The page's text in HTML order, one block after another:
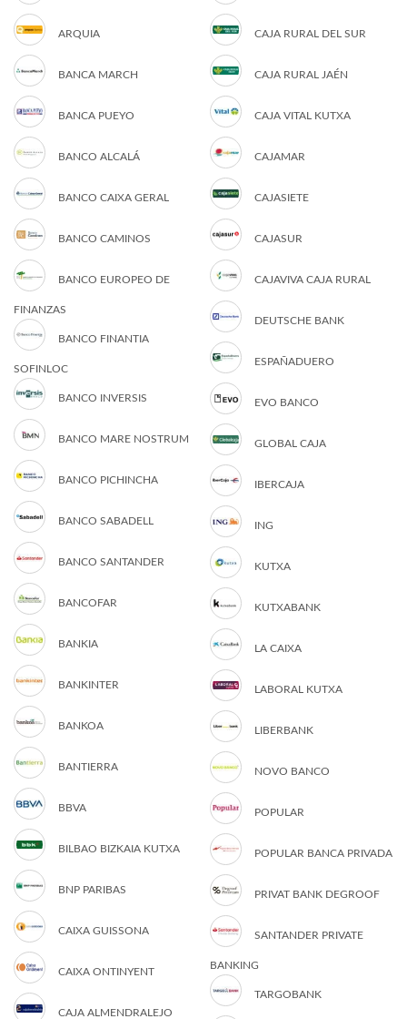
ARQUIA
BANCA MARCH
BANCA PUEYO
BANCO ALCALÁ
BANCO CAIXA GERAL
BANCO CAMINOS
BANCO EUROPEO DE
FINANZAS
BANCO FINANTIA
SOFINLOC
BANCO INVERSIS
BANCO MARE NOSTRUM
BANCO PICHINCHA
BANCO SABADELL
BANCO SANTANDER
BANCOFAR
BANKIA
BANKINTER
BANKOA
BANTIERRA
BBVA
BILBAO BIZKAIA KUTXA
BNP PARIBAS
CAIXA GUISSONA
CAIXA ONTINYENT
CAJA ALMENDRALEJO
CAJA RURAL DEL SUR
CAJA RURAL JAÉN
CAJA VITAL KUTXA
CAJAMAR
CAJASIETE
CAJASUR
CAJAVIVA CAJA RURAL
DEUTSCHE BANK
ESPAÑADUERO
EVO BANCO
GLOBAL CAJA
IBERCAJA
ING
KUTXA
KUTXABANK
LA CAIXA
LABORAL KUTXA
LIBERBANK
NOVO BANCO
POPULAR
POPULAR BANCA PRIVADA
PRIVAT BANK DEGROOF
SANTANDER PRIVATE
BANKING
TARGOBANK